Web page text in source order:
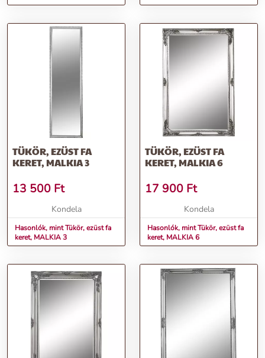
TÜKÖR, EZÜST FA
KERET, MALKIA 3
13 500 Ft
Kondela
Hasonlók, mint Tükör, ezüst fa
keret, MALKIA 3
TÜKÖR, EZÜST FA
KERET, MALKIA 6
17 900 Ft
Kondela
Hasonlók, mint Tükör, ezüst fa
keret, MALKIA 6